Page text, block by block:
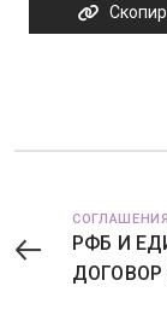
РФБ И
ДОГОВОР